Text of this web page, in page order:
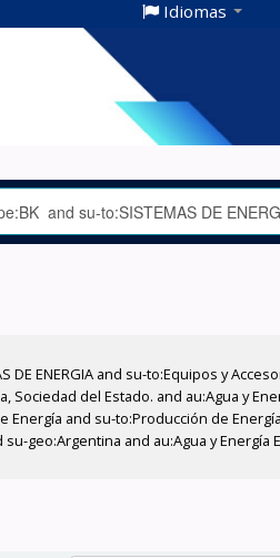
Idiomas
ENERGIA and su-to:Equipos y
del Estado. and au:Agua y
Energía and su-to:Producción de
geo:Argentina and au:Agua y Energía